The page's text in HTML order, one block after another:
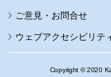
ウェブアクセシビリテ
Copyright © 2020